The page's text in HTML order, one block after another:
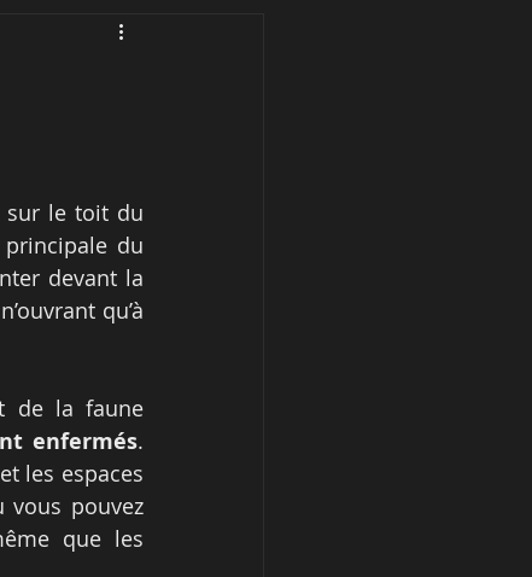
sur le toit du
du
devant la
qu’à
de la faune
enfermés.
les espaces
vous pouvez
que les